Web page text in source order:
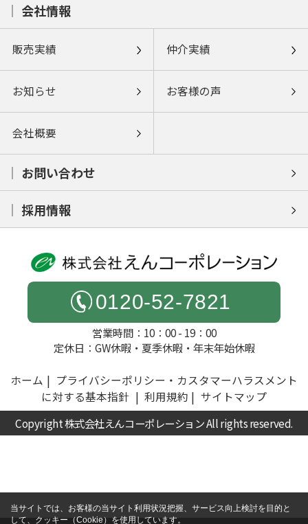
会社情報
販売実績 仲介実績
お知らせ お客様の声
会社概要
お問い合わせ
採用情報
0120-52-7821
営業時間：10：00 - 19：00
定休日：GW休暇・夏季休暇・年末年始休暇
ホーム
プライバシーポリシー・カスタマーハラスメント
に対する基本指針
利用規約 サイトマップ
Copyright 株式会社えんコーポレーション All rights reserved.
当サイトでは、お客様の当サイト利用状況把握、サービス向上検討を目的と
して、クッキー（Cookie）を使用しています。